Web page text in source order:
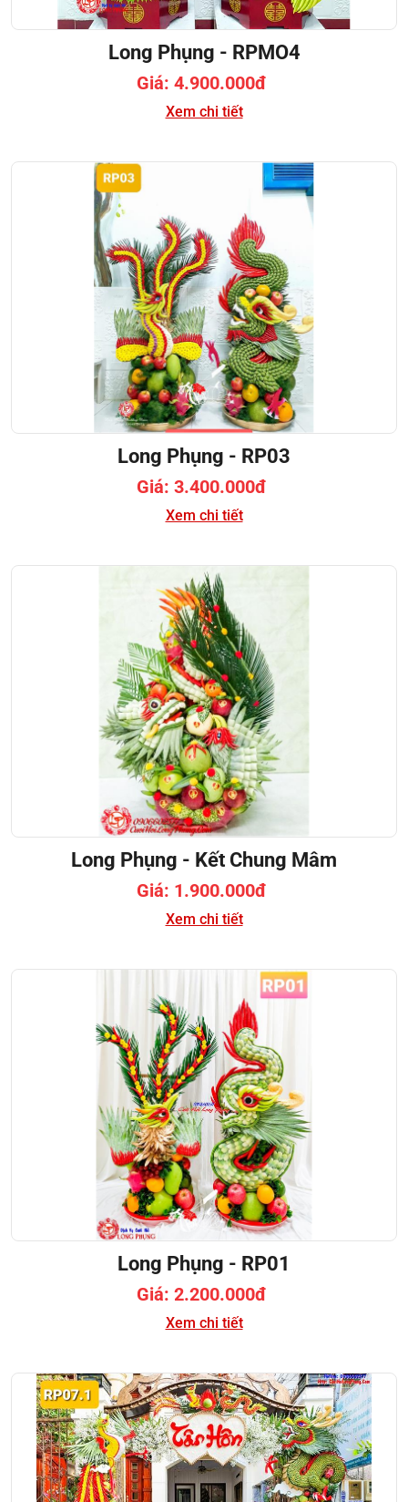
Long Phụng - RPMO4
Giá: 4.900.000đ
Xem chi tiết
Long Phụng - RP03
Giá: 3.400.000đ
Xem chi tiết
Long Phụng - Kết Chung Mâm
Giá: 1.900.000đ
Xem chi tiết
Long Phụng - RP01
Giá: 2.200.000đ
Xem chi tiết